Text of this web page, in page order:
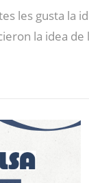
les gusta la
la idea